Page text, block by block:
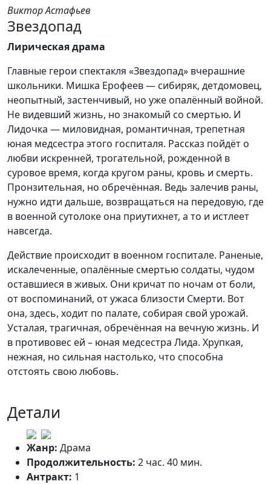
Виктор Астафьев
Звездопад
Лирическая драма
Главные герои спектакля «Звездопад» вчерашние
школьники. Мишка Ерофеев — сибиряк, детдомовец,
неопытный, застенчивый, но уже опалённый войной.
Не видевший жизнь, но знакомый со смертью. И
Лидочка — миловидная, романтичная, трепетная
юная медсестра этого госпиталя. Рассказ пойдёт о
любви искренней, трогательной, рожденной в
суровое время, когда кругом раны, кровь и смерть.
Пронзительная, но обречённая. Ведь залечив раны,
нужно идти дальше, возвращаться на передовую, где
в военной сутолоке она приутихнет, а то и истлеет
навсегда.
Действие происходит в военном госпитале. Раненые,
искалеченные, опалённые смертью солдаты, чудом
оставшиеся в живых. Они кричат по ночам от боли,
от воспоминаний, от ужаса близости Смерти. Вот
она, здесь, ходит по палате, собирая свой урожай.
Усталая, трагичная, обречённая на вечную жизнь. И
в противовес ей – юная медсестра Лида. Хрупкая,
нежная, но сильная настолько, что способна
отстоять свою любовь.
Детали
Жанр: Драма
Продолжительность: 2 час. 40 мин.
Антракт: 1